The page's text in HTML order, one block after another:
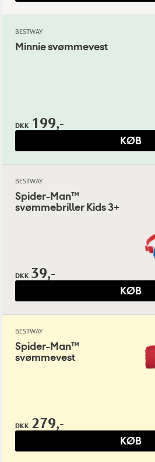
BESTWAY
Minnie svømmevest
DKK 199,-
KØB
BESTWAY
Spider-Man™
svømmebriller Kids 3+
DKK 39,-
KØB
BESTWAY
Spider-Man™
svømmevest
DKK 279,-
KØB